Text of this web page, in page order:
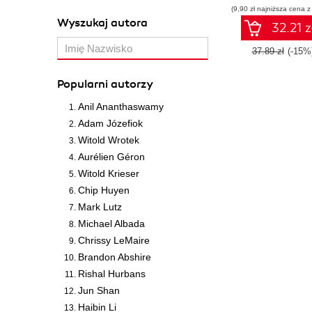
Wyszukaj autora
Popularni autorzy
Anil Ananthaswamy
Adam Józefiok
Witold Wrotek
Aurélien Géron
Witold Krieser
Chip Huyen
Mark Lutz
Michael Albada
Chrissy LeMaire
Brandon Abshire
Rishal Hurbans
Jun Shan
Haibin Li
(9,90 zł najniższa cena
32.21
37.89 zł (-